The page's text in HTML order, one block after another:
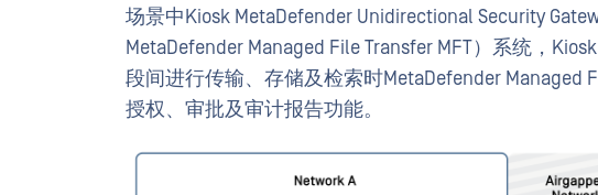
场景中Kiosk MetaDefender Unidirectional Security
MetaDefender Managed File Transfer MFT）系统，
段间进行传输、存储及检索时MetaDefender Managed
授权、审批及审计报告功能。